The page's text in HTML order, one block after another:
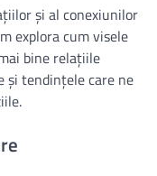
și al conexiunilor
explora cum visele
bine relațiile
și tendințele care ne